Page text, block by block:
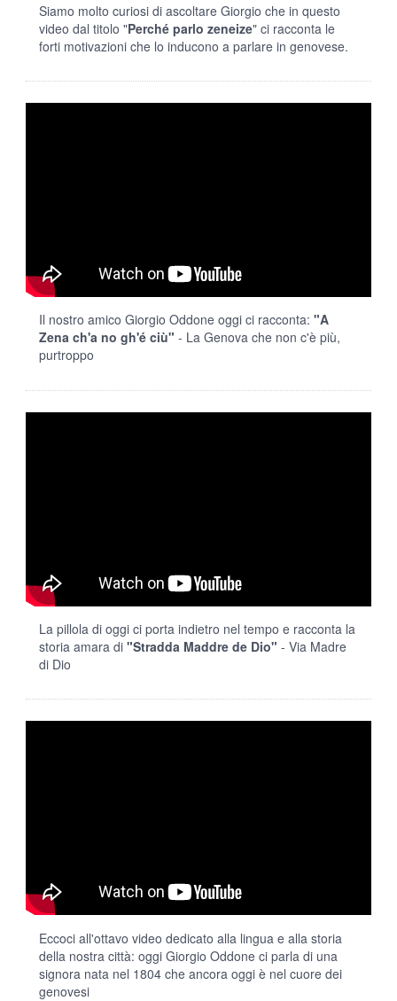
Siamo molto curiosi di ascoltare Giorgio che in questo
video dal titolo "Perché parlo zeneize" ci racconta le
forti motivazioni che lo inducono a parlare in genovese.
Il nostro amico Giorgio Oddone oggi ci racconta: "A
Zena ch'a no gh'é ciù" - La Genova che non c'è più,
purtroppo
La pillola di oggi ci porta indietro nel tempo e racconta la
storia amara di "Stradda Maddre de Dio" - Via Madre
di Dio
Eccoci all'ottavo video dedicato alla lingua e alla storia
della nostra città: oggi Giorgio Oddone ci parla di una
signora nata nel 1804 che ancora oggi è nel cuore dei
genovesi